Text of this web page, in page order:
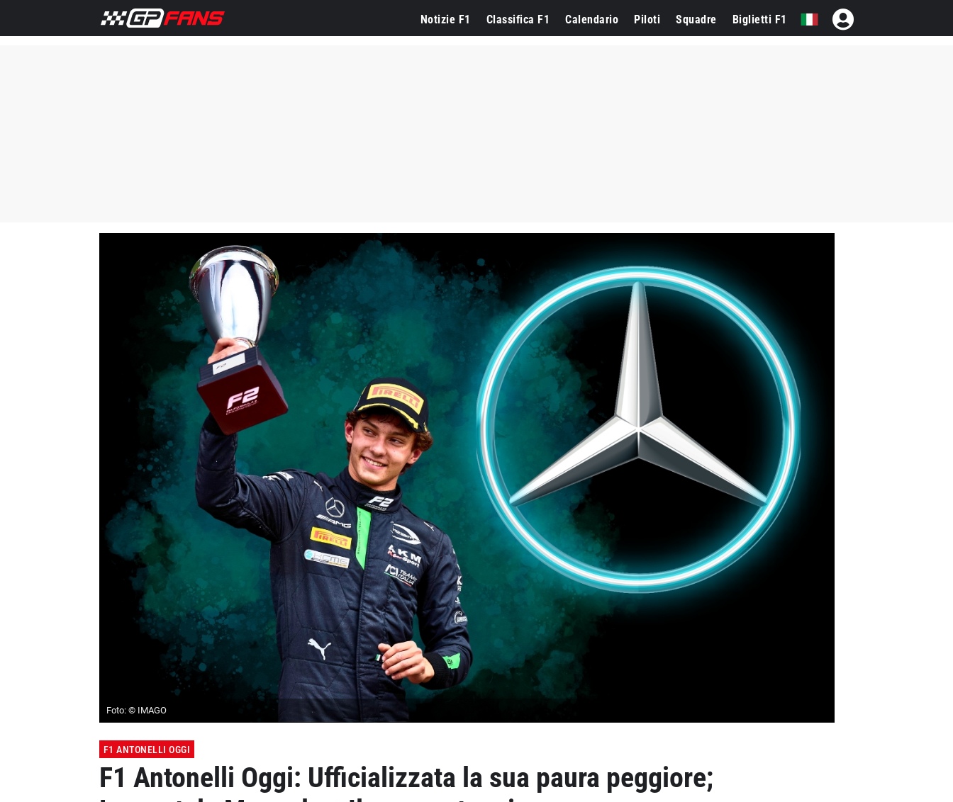
Notizie F1 Classifica F1 Calendario Piloti Squadre Biglietti F1
Foto: © IMAGO
F1 ANTONELLI OGGI
F1 Antonelli Oggi: Ufficializzata la sua paura peggiore;